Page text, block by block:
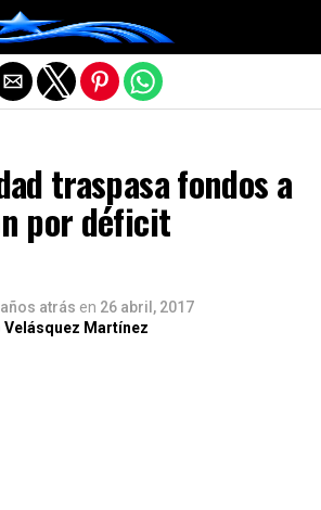
traspasa fondos a
por déficit
atrás en 26 abril, 2017
Velásquez Martínez
de la versión móvil